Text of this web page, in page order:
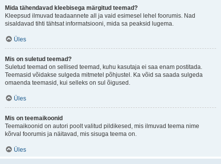
Mida tähendavad kleebisega märgitud teemad?
Kleepsud ilmuvad teadaannete all ja vaid esimesel lehel foorumis. Nad
sisaldavad tihti tähtsat informatsiooni, mida sa peaksid lugema.
Üles
Mis on suletud teemad?
Suletud teemad on sellised teemad, kuhu kasutaja ei saa enam postitada.
Teemasid võidakse sulgeda mitmetel põhjustel. Ka võid sa saada sulgeda
omaenda teemasid, kui selleks on sul õigused.
Üles
Mis on teemaikoonid
Teemaikoonid on autori poolt valitud pildikesed, mis ilmuvad teema nime
kõrval foorumis ja näitavad, mis sisuga teema on.
Üles